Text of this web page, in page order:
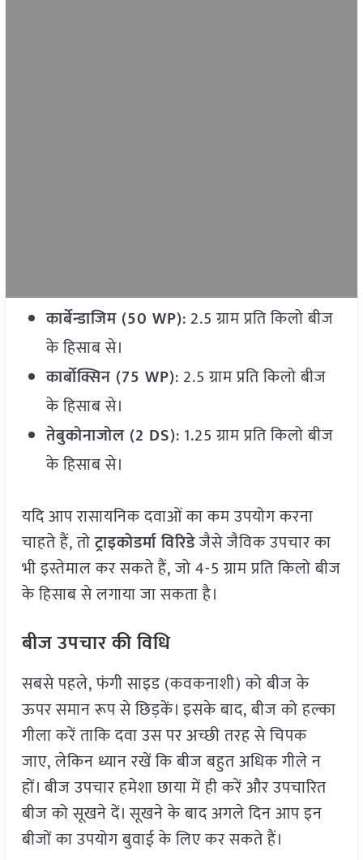
कार्बेन्डाजिम (50 WP): 2.5 ग्राम प्रति किलो बीज
के हिसाब से।
कार्बोक्सिन (75 WP): 2.5 ग्राम प्रति किलो बीज
के हिसाब से।
तेबुकोनाजोल (2 DS): 1.25 ग्राम प्रति किलो बीज
के हिसाब से।
यदि आप रासायनिक दवाओं का कम उपयोग करना
चाहते हैं, तोट्राइकोडर्मा विरिडेजैसे जैविक उपचार का
भी इस्तेमाल कर सकते हैं, जो 4-5 ग्राम प्रति किलो बीज
के हिसाब से लगाया जा सकता है।
बीज उपचार की विधि
सबसे पहले, फंगी साइड (कवकनाशी) को बीज के
ऊपर समान रूप से छिड़कें। इसके बाद, बीज को हल्का
गीला करें ताकि दवा उस पर अच्छी तरह से चिपक
जाए, लेकिन ध्यान रखें कि बीज बहुत अधिक गीले न
हों। बीज उपचार हमेशा छाया में ही करें और उपचारित
बीज को सूखने दें। सूखने के बाद अगले दिन आप इन
बीजों का उपयोग बुवाई के लिए कर सकते हैं।